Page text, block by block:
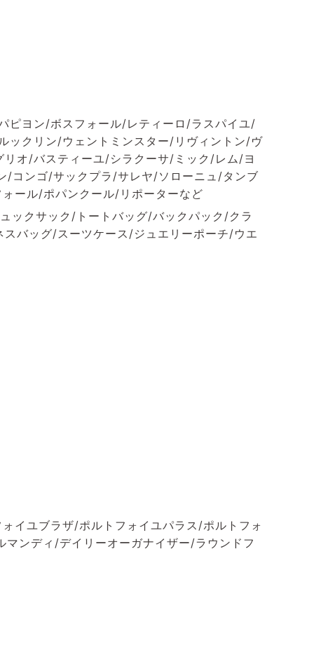
ピヨン/ボスフォール/レティーロ/ラスパイユ/
ックリン/ウェントミンスター/リヴィントン/ヴ
オ/バスティーユ/シラクーサ/ミック/レム/ヨ
コンゴ/サックプラ/サレヤ/ソローニュ/タンブ
ール/ポパンクール/リポーターなど
ックサック/トートバッグ/バックパック/クラ
バッグ/スーツケース/ジュエリーポーチ/ウエ
イユブラザ/ポルトフォイユパラス/ポルトフォ
ンディ/デイリーオーガナイザー/ラウンドフ